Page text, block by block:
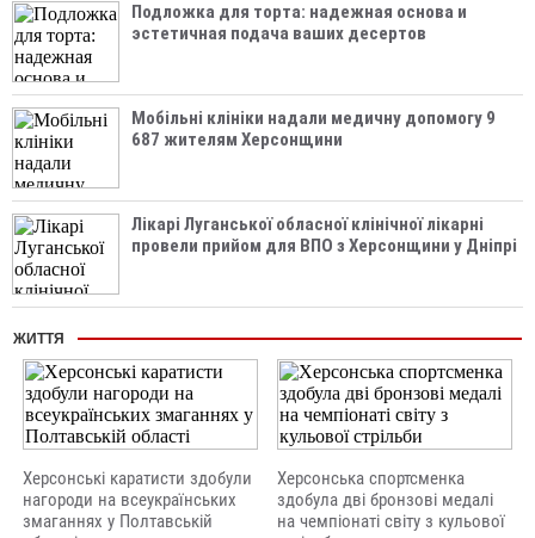
Подложка для торта: надежная основа и
эстетичная подача ваших десертов
Мобільні клініки надали медичну допомогу 9
687 жителям Херсонщини
Лікарі Луганської обласної клінічної лікарні
провели прийом для ВПО з Херсонщини у Дніпрі
ЖИТТЯ
Херсонські каратисти здобули
нагороди на всеукраїнських
змаганнях у Полтавській
Херсонська спортсменка
здобула дві бронзові медалі
на чемпіонаті світу з кульової